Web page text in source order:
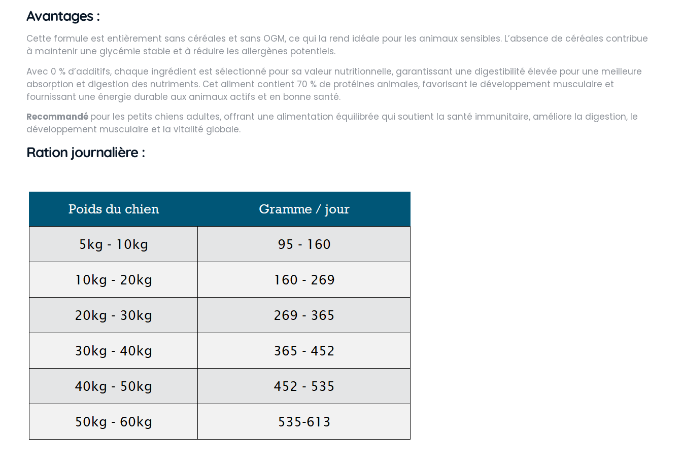
Avantages :
Cette formule est entièrement sans céréales et sans OGM, ce qui la rend idéale pour les animaux sensibles. L’absence de céréales contribue
à maintenir une glycémie stable et à réduire les allergènes potentiels.
Avec 0 % d’additifs, chaque ingrédient est sélectionné pour sa valeur nutritionnelle, garantissant une digestibilité élevée pour une meilleure
absorption et digestion des nutriments. Cet aliment contient 70 % de protéines animales, favorisant le développement musculaire et
fournissant une énergie durable aux animaux actifs et en bonne santé.
Recommandé pour les petits chiens adultes, offrant une alimentation équilibrée qui soutient la santé immunitaire, améliore la digestion, le
développement musculaire et la vitalité globale.
Ration journalière :